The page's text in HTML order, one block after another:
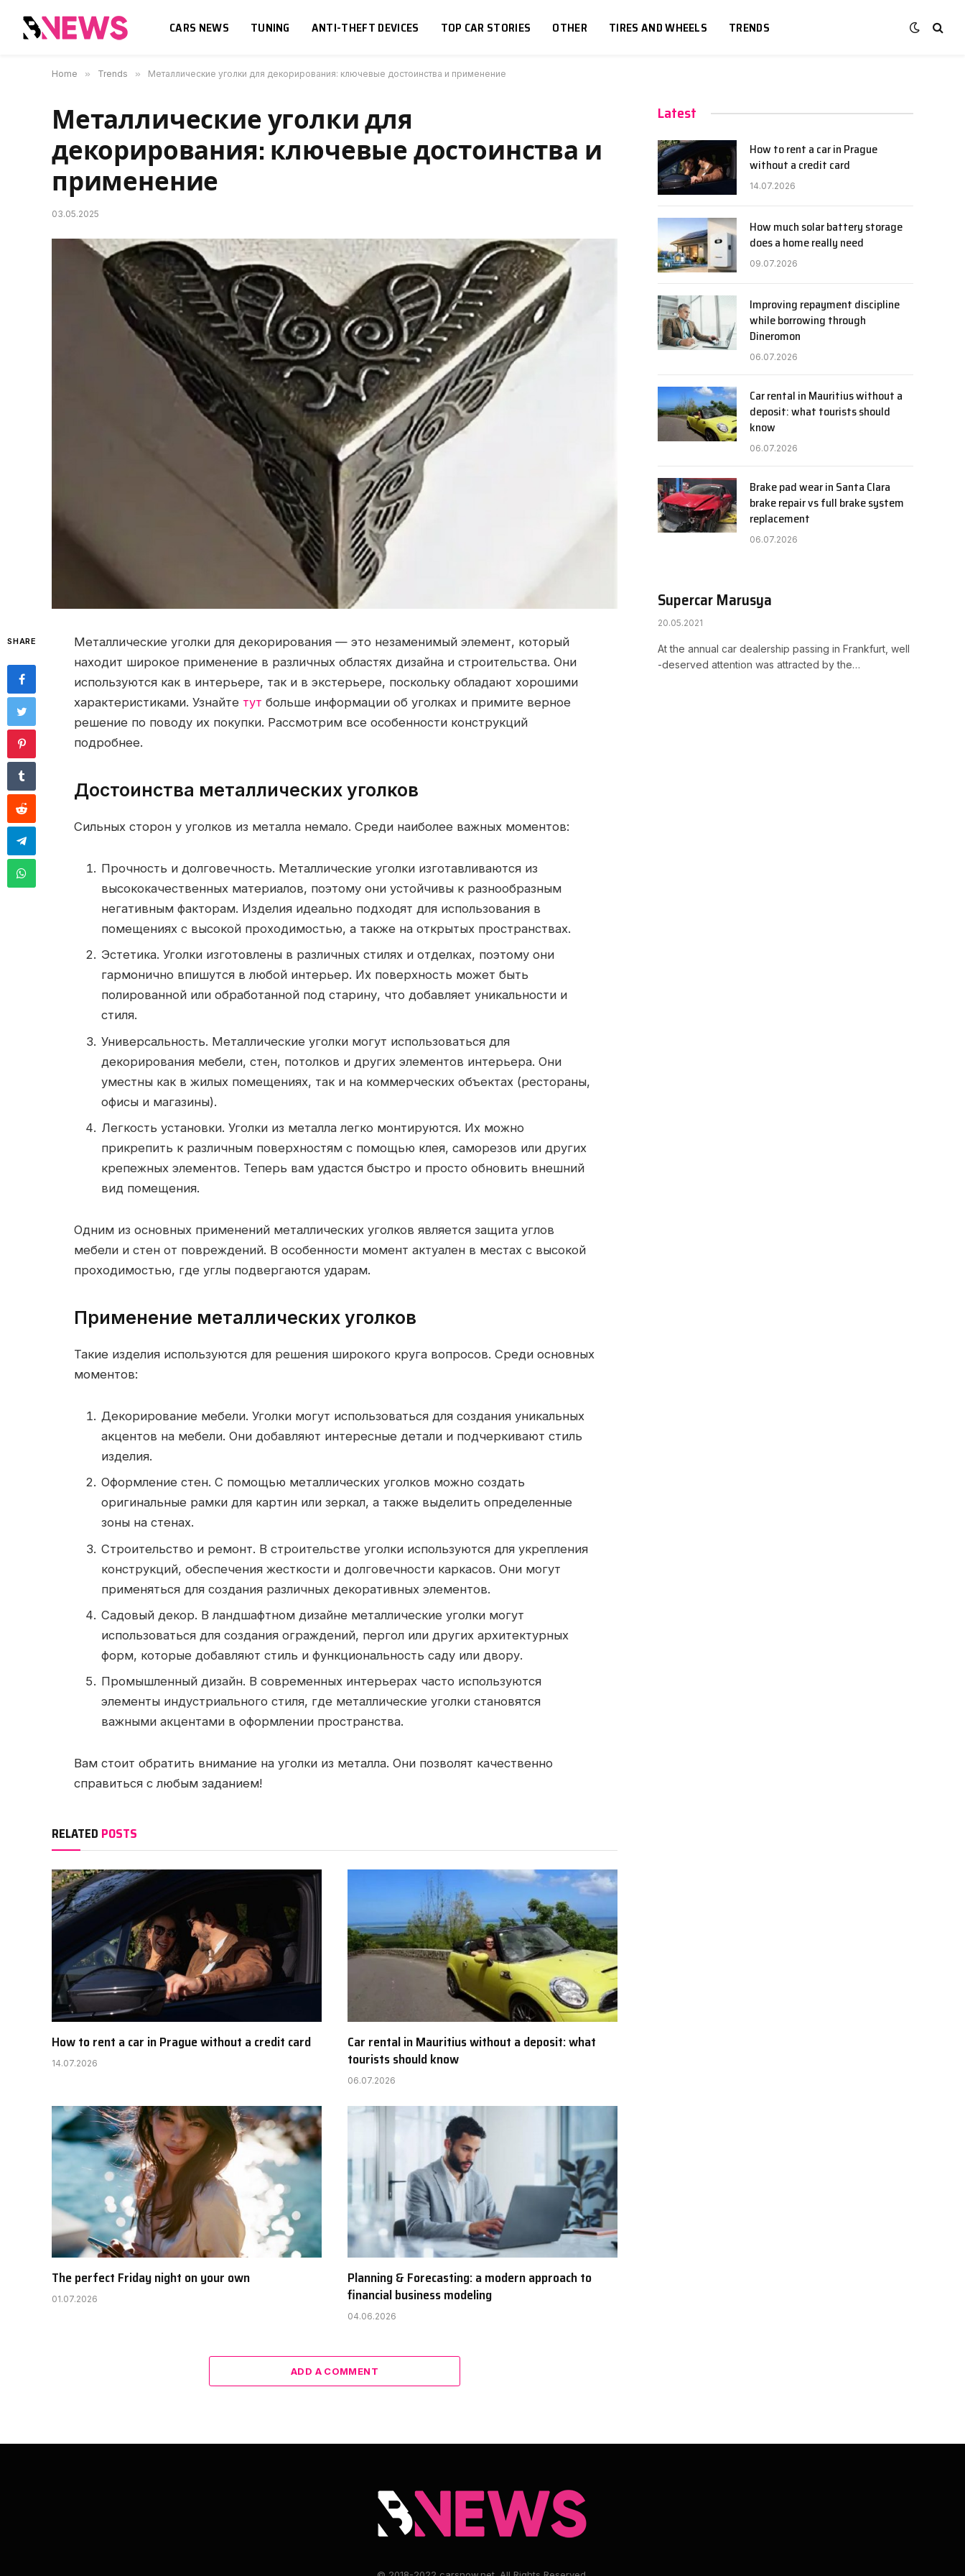
CARS NEWS TUNING ANTI-THEFT DEVICES TOP CAR STORIES OTHER TIRES AND WHEELS TRENDS
Home » Trends » Металлические уголки для декорирования: ключевые достоинства и применение
Металлические уголки для
декорирования: ключевые достоинства и
применение
03.05.2025
SHARE
Металлические уголки для декорирования — это незаменимый элемент, который
находит широкое применение в различных областях дизайна и строительства. Они
используются как в интерьере, так и в экстерьере, поскольку обладают хорошими
характеристиками. Узнайте тут больше информации об уголках и примите верное
решение по поводу их покупки. Рассмотрим все особенности конструкций
подробнее.
Достоинства металлических уголков
Сильных сторон у уголков из металла немало. Среди наиболее важных моментов:
Прочность и долговечность. Металлические уголки изготавливаются из
высококачественных материалов, поэтому они устойчивы к разнообразным
негативным факторам. Изделия идеально подходят для использования в
помещениях с высокой проходимостью, а также на открытых пространствах.
Эстетика. Уголки изготовлены в различных стилях и отделках, поэтому они
гармонично впишутся в любой интерьер. Их поверхность может быть
полированной или обработанной под старину, что добавляет уникальности и
стиля.
Универсальность. Металлические уголки могут использоваться для
декорирования мебели, стен, потолков и других элементов интерьера. Они
уместны как в жилых помещениях, так и на коммерческих объектах (рестораны,
офисы и магазины).
Легкость установки. Уголки из металла легко монтируются. Их можно
прикрепить к различным поверхностям с помощью клея, саморезов или других
крепежных элементов. Теперь вам удастся быстро и просто обновить внешний
вид помещения.
Одним из основных применений металлических уголков является защита углов
мебели и стен от повреждений. В особенности момент актуален в местах с высокой
проходимостью, где углы подвергаются ударам.
Применение металлических уголков
Такие изделия используются для решения широкого круга вопросов. Среди основных
моментов:
Декорирование мебели. Уголки могут использоваться для создания уникальных
акцентов на мебели. Они добавляют интересные детали и подчеркивают стиль
изделия.
Оформление стен. С помощью металлических уголков можно создать
оригинальные рамки для картин или зеркал, а также выделить определенные
зоны на стенах.
Строительство и ремонт. В строительстве уголки используются для укрепления
конструкций, обеспечения жесткости и долговечности каркасов. Они могут
применяться для создания различных декоративных элементов.
Садовый декор. В ландшафтном дизайне металлические уголки могут
использоваться для создания ограждений, пергол или других архитектурных
форм, которые добавляют стиль и функциональность саду или двору.
Промышленный дизайн. В современных интерьерах часто используются
элементы индустриального стиля, где металлические уголки становятся
важными акцентами в оформлении пространства.
Вам стоит обратить внимание на уголки из металла. Они позволят качественно
справиться с любым заданием!
RELATED POSTS
How to rent a car in Prague without a credit card
14.07.2026
Car rental in Mauritius without a deposit: what
tourists should know
06.07.2026
The perfect Friday night on your own
01.07.2026
Planning & Forecasting: a modern approach to
financial business modeling
04.06.2026
ADD A COMMENT
Latest
How to rent a car in Prague
without a credit card
14.07.2026
How much solar battery storage
does a home really need
09.07.2026
Improving repayment discipline
while borrowing through
Dineromon
06.07.2026
Car rental in Mauritius without a
deposit: what tourists should
know
06.07.2026
Brake pad wear in Santa Clara
brake repair vs full brake system
replacement
06.07.2026
Supercar Marusya
20.05.2021
At the annual car dealership passing in Frankfurt, well
-deserved attention was attracted by the…